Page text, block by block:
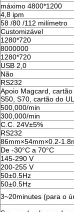
máximo 4800*1200
4,8 ipm
58 /80 /112 milímetro
Customizável
1280*720
8000000
1280*720
USB 2,0
Não
RS232
Apoio Magcard,
S50, S70, cartão do UL
500,000/min
300,000/min
C.C. 24V±5%
RS232
86mm×54mm×0.2-
De -30°C a 70°C
145-290 V
200-255 V
50±0.5Hz
50±0.5Hz
3~20minutes (para o